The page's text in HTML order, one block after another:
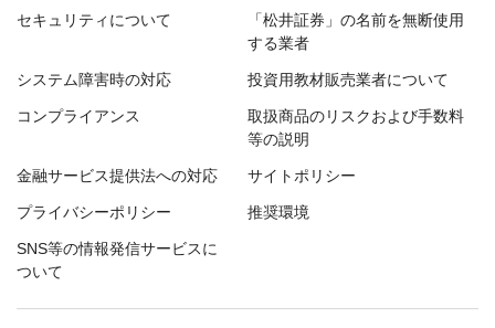
セキュリティについて
「松井証券」の名前を無断使用
する業者
システム障害時の対応 投資用教材販売業者について
コンプライアンス
取扱商品のリスクおよび手数料
等の説明
金融サービス提供法への対応 サイトポリシー
プライバシーポリシー 推奨環境
SNS等の情報発信サービスに
ついて